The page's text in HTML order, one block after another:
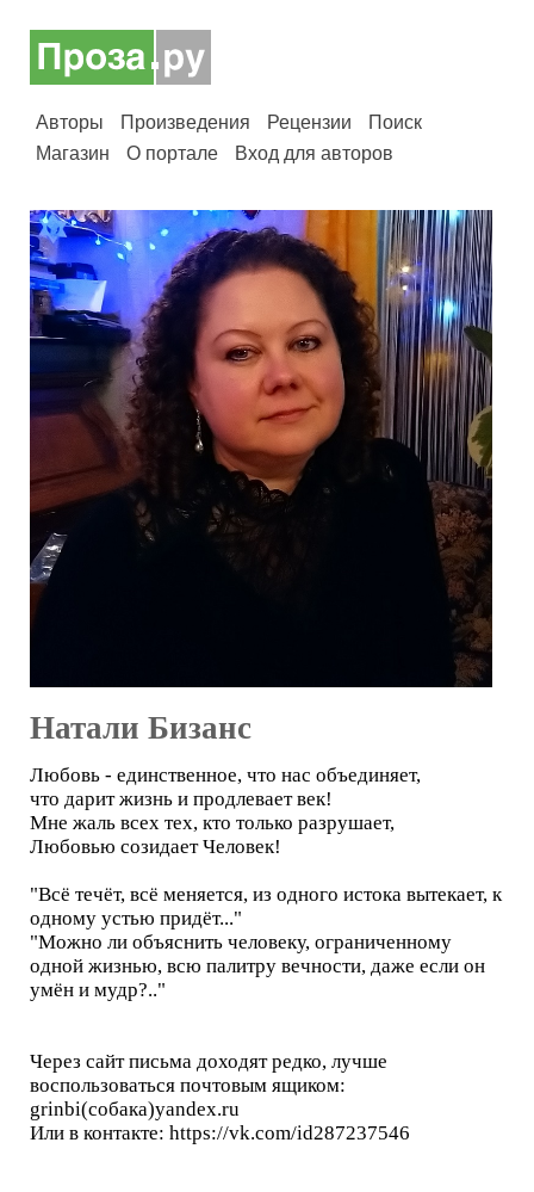
Авторы Произведения Рецензии
Поиск
Магазин
О портале Вход для авторов
Натали Бизанс
Любовь - единственное, что нас объединяет,
что дарит жизнь и продлевает век!
Мне жаль всех тех, кто только разрушает,
Любовью созидает Человек!
"Всё течёт, всё меняется, из одного истока вытекает, к
одному устью придёт..."
"Можно ли объяснить человеку, ограниченному
одной жизнью, всю палитру вечности, даже если он
умён и мудр?.."
Через сайт письма доходят редко, лучше
воспользоваться почтовым ящиком:
grinbi(собака)yandex.ru
Или в контакте: https://vk.com/id287237546